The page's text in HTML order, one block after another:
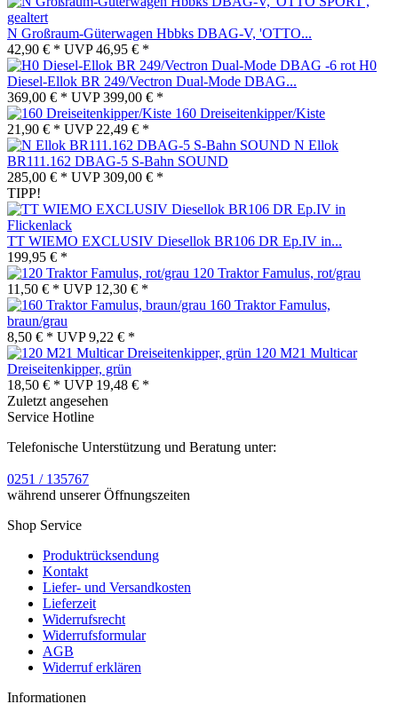
N Großraum-Güterwagen Hbbks DBAG-V, 'OTTO...
42,90 € * UVP46,95 € *
H0
Diesel-Ellok BR 249/Vectron Dual-Mode DBAG...
369,00 € * UVP399,00 € *
160 Dreiseitenkipper/Kiste
21,90 € * UVP 22,49 € *
N Ellok
BR111.162 DBAG-5 S-Bahn SOUND
285,00 € * UVP309,00 € *
TIPP!
TT WIEMO EXCLUSIV Diesellok BR106 DR Ep.IV in...
199,95 € *
120 Traktor Famulus, rot/grau
11,50 € * UVP 12,30 € *
160 Traktor Famulus,
braun/grau
8,50 € * UVP9,22 € *
120 M21 Multicar
Dreiseitenkipper, grün
18,50 € * UVP 19,48 € *
Zuletzt angesehen
Service Hotline
Telefonische Unterstützung und Beratung unter:
0251 / 135767
während unserer Öffnungszeiten
Shop Service
Produktrücksendung
Kontakt
Liefer- und Versandkosten
Lieferzeit
Widerrufsrecht
Widerrufsformular
AGB
Widerruf erklären
Informationen